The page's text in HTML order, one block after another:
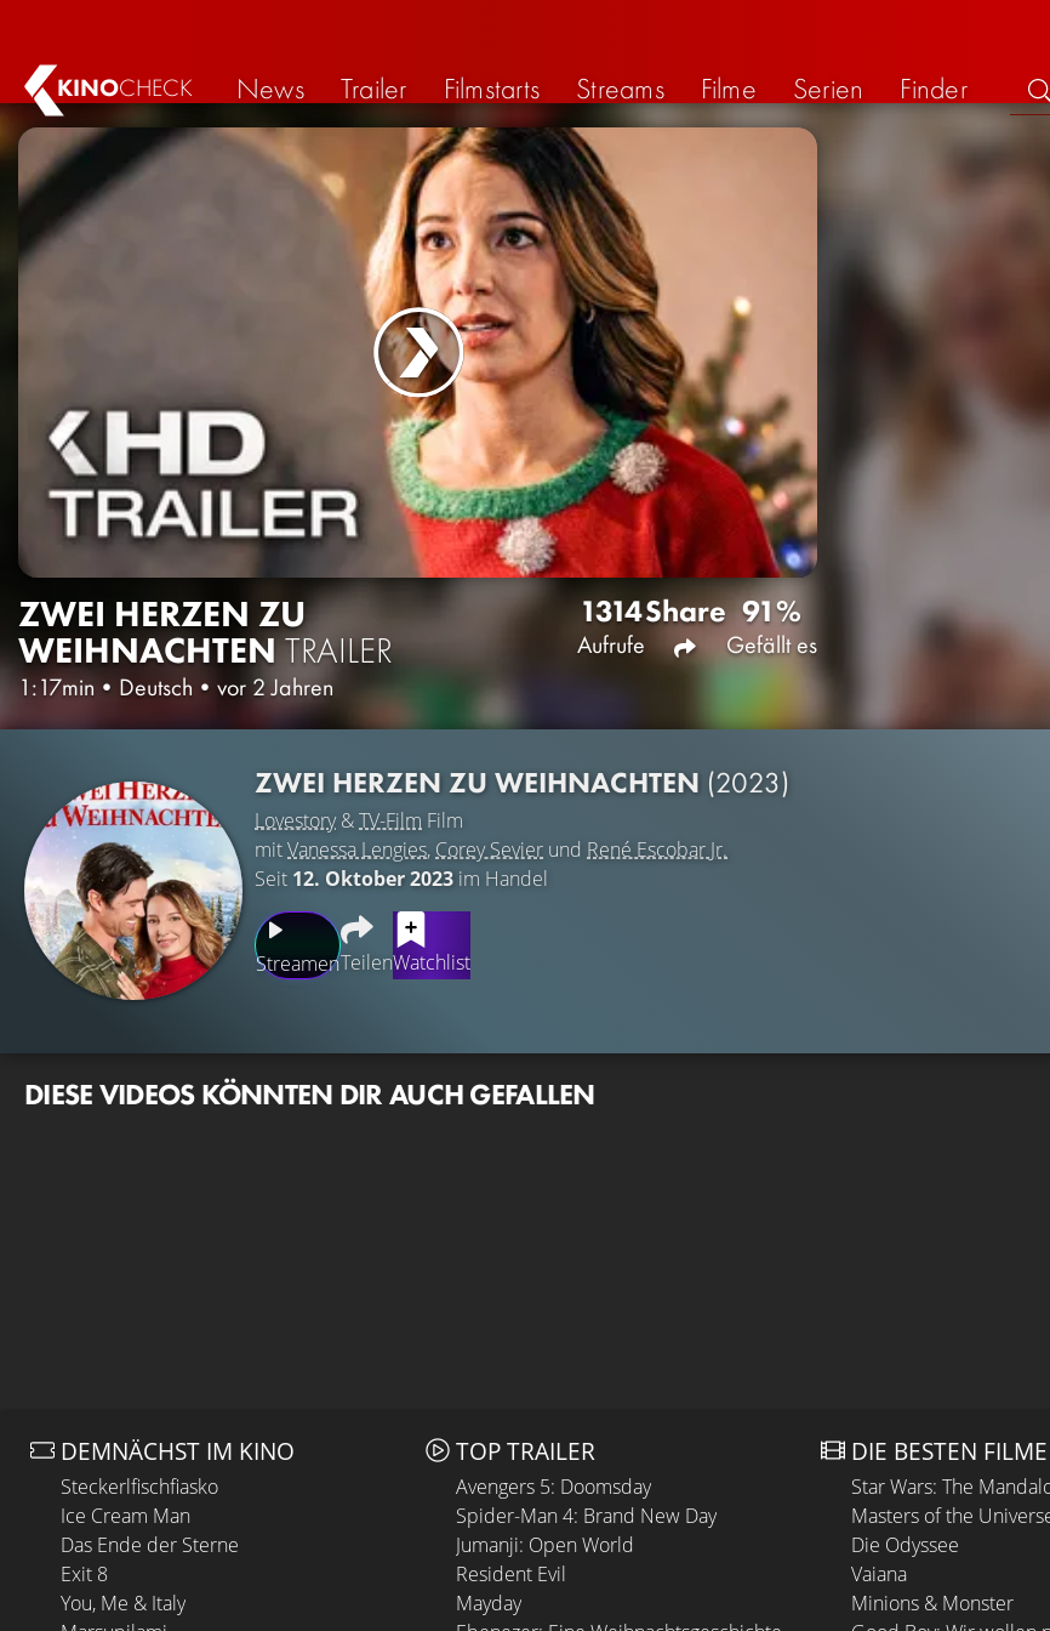
KINOCHECK News Trailer Filmstarts Streams Filme Serien Finder
ZWEI HERZEN ZU
WEIHNACHTENTRAILER
1:17min • Deutsch • vor 2 Jahren
1314
Aufrufe
Share 91%
Gefällt es
ZWEI HERZEN ZU WEIHNACHTEN (2023)
Lovestory&TV-Film Film
mitVanessa Lengies, Corey Sevier und René Escobar Jr.
Seit 12. Oktober 2023 im Handel
StreamenTeilenWatchlist
DIESE VIDEOS KÖNNTEN DIR AUCH GEFALLEN
DEMNÄCHST IM KINO
Steckerlfischfiasko
Ice Cream Man
Das Ende der Sterne
Exit 8
You, Me & Italy
TOP TRAILER
Avengers 5: Doomsday
Spider-Man 4: Brand New Day
Jumanji: Open World
Resident Evil
Mayday
DIE BESTEN FILME
Star Wars: The
Masters of the
Die Odyssee
Vaiana
Minions & Monster